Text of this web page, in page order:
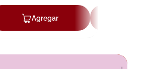
AgregarAgregar